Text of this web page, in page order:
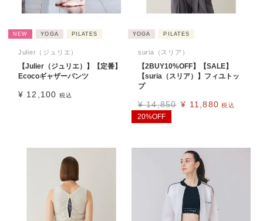
NEW YOGA PILATES
Julier（ジュリエ）
【Julier（ジュリエ）】【定番】
Ecocoギャザーパンツ
¥ 12,100 税込
YOGA PILATES
suria（スリア）
【2BUY10%OFF】【SALE】
【suria（スリア）】フィユトッ
プ
¥ 14,850 ¥ 11,880 税込
20%OFF